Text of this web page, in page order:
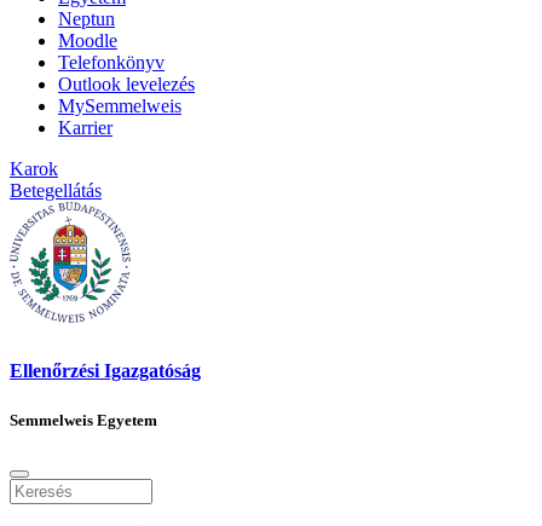
Neptun
Moodle
Telefonkönyv
Outlook levelezés
MySemmelweis
Karrier
Karok
Betegellátás
Ellenőrzési Igazgatóság
Semmelweis Egyetem